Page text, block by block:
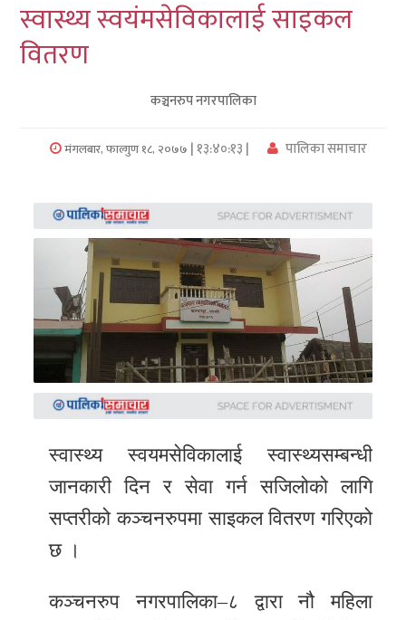
कर्णाली
सुदुरपश्चिम
पालिका
अन्तरवार्ता
समाचार
भिडियो
समाचार
अन्य
समाचार
Preeti
unicode
स्वास्थ्य स्वयंमसेविकालाई साइकल
वितरण
कञ्चनरुप नगरपालिका
मंगलबार, फाल्गुण १८, २०७७ | १३:४०:१३ | पालिका समाचार
स्वास्थ्य स्वयमसेविकालाई स्वास्थ्यसम्बन्धी
जानकारी दिन र सेवा गर्न सजिलोको लागि
सप्तरीको कञ्चनरुपमा साइकल वितरण गरिएको
छ ।
कञ्चनरुप नगरपालिका–८ द्वारा नौ महिला